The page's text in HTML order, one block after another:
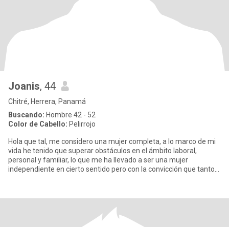
Joanis, 44
Chitré, Herrera, Panamá
Buscando: Hombre 42 - 52
Color de Cabello: Pelirrojo
Hola que tal, me considero una mujer completa, a lo marco de mi
vida he tenido que superar obstáculos en el ámbito laboral,
personal y familiar, lo que me ha llevado a ser una mujer
independiente en cierto sentido pero con la convicción que tanto